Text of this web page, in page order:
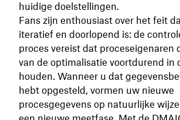
huidige doelstellingen.
Fans zijn enthousiast over het feit
iteratief en doorlopend is: de
proces vereist dat proceseigenaren
van de optimalisatie voortdurend in
houden. Wanneer u dat
hebt opgesteld, vormen uw nieuwe
procesgegevens op natuurlijke